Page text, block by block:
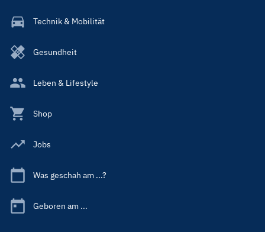
Technik & Mobilität
Gesundheit
Leben & Lifestyle
Shop
Jobs
Was geschah am ...?
Geboren am ...